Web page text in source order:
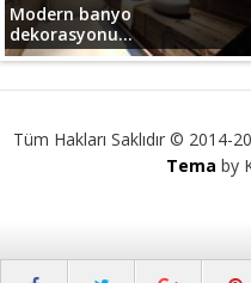
Modern banyo
dekorasyonu...
Tüm Hakları Saklıdır © 2014-
Tema by